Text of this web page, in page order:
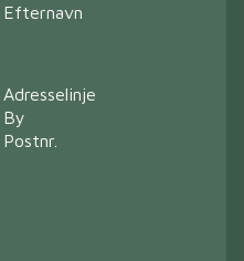
Efternavn
Adresselinje
By
Postnr.